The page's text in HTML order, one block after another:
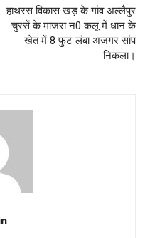
हाथरस विकास खड़ के गांव अल्लैपुर
चुरसें के माजरा न0 कलू में धान के
खेत में 8 फुट लंबा अजगर सांप
निकला।